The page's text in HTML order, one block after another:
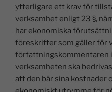
ytterligare ett krav för
verksamhet enligt 23 §,
har ekonomiska
föreskrifter som gäller för
författningskommentaren
verksamheten ska
att den bär sina kostnader